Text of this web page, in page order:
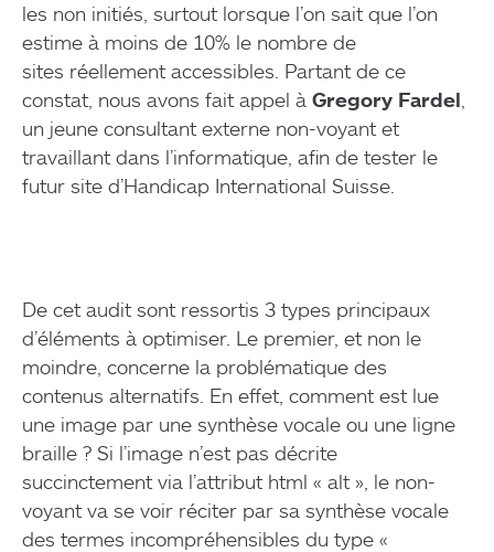
les non initiés, surtout lorsque l’on sait que l’on
estime à moins de 10% le nombre de
sites réellement accessibles. Partant de ce
constat, nous avons fait appel à Gregory Fardel
un jeune consultant externe non-voyant et
travaillant dans l’informatique, afin de tester le
futur site d’Handicap International Suisse.
De cet audit sont ressortis 3 types principaux
d’éléments à optimiser. Le premier, et non le
moindre, concerne la problématique des
contenus alternatifs. En effet, comment est lue
une image par une synthèse vocale ou une ligne
braille ? Si l’image n’est pas décrite
succinctement via l’attribut html « alt », le non-
voyant va se voir réciter par sa synthèse vocale
des termes incompréhensibles du type «